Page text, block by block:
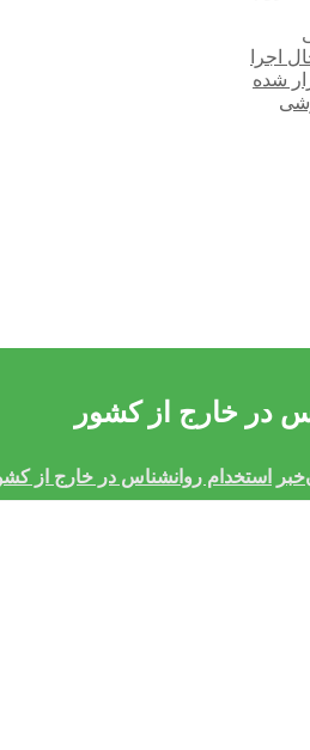
اجرا
شده
در خارج از کشور
استخدام روانشناس در خارج از